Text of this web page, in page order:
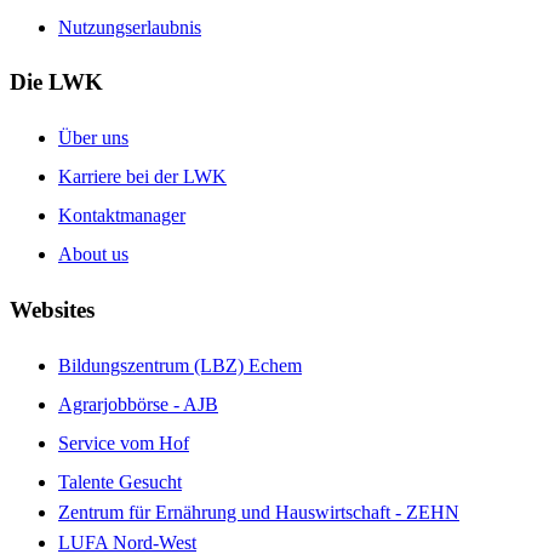
Nutzungserlaubnis
Die LWK
Über uns
Karriere bei der LWK
Kontaktmanager
About us
Websites
Bildungszentrum (LBZ) Echem
Agrarjobbörse - AJB
Service vom Hof
Talente Gesucht
Zentrum für Ernährung und Hauswirtschaft - ZEHN
LUFA Nord-West